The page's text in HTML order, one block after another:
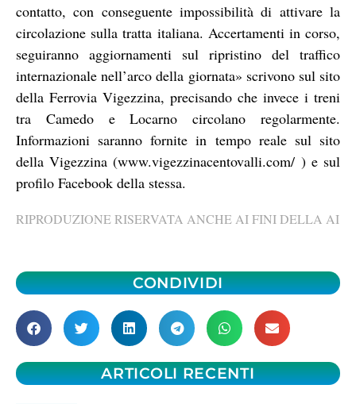
contatto, con conseguente impossibilità di attivare la
circolazione sulla tratta italiana. Accertamenti in corso,
seguiranno aggiornamenti sul ripristino del traffico
internazionale nell’arco della giornata» scrivono sul sito
della Ferrovia Vigezzina, precisando che invece i treni
tra Camedo e Locarno circolano regolarmente.
Informazioni saranno fornite in tempo reale sul sito
della Vigezzina (www.vigezzinacentovalli.com/ ) e sul
profilo Facebook della stessa.
RIPRODUZIONE RISERVATA ANCHE AI FINI DELLA AI
CONDIVIDI
ARTICOLI RECENTI